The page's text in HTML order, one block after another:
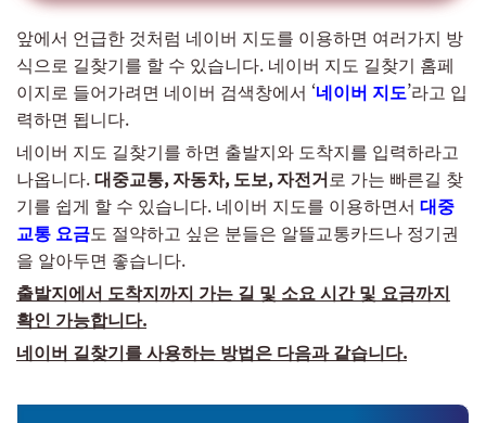
앞에서 언급한 것처럼 네이버 지도를 이용하면 여러가지 방
식으로 길찾기를 할 수 있습니다. 네이버 지도 길찾기 홈페
이지로 들어가려면 네이버 검색창에서 ‘네이버 지도’라고 입
력하면 됩니다.
네이버 지도 길찾기를 하면 출발지와 도착지를 입력하라고
나옵니다.대중교통, 자동차, 도보, 자전거로 가는 빠른길 찾
기를 쉽게 할 수 있습니다. 네이버 지도를 이용하면서 대중
교통 요금도 절약하고 싶은 분들은 알뜰교통카드나 정기권
을 알아두면 좋습니다.
출발지에서 도착지까지 가는 길 및 소요 시간 및 요금까지
확인 가능합니다.
네이버 길찾기를 사용하는 방법은 다음과 같습니다.